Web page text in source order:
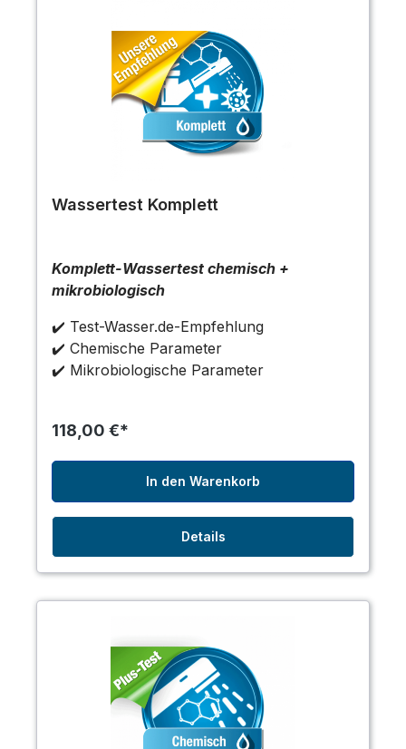
Wassertest Komplett
Komplett-Wassertest chemisch +
mikrobiologisch
✔️ Test-Wasser.de-Empfehlung
✔️ Chemische Parameter
✔️ Mikrobiologische Parameter
118,00 €*
In den Warenkorb
Details